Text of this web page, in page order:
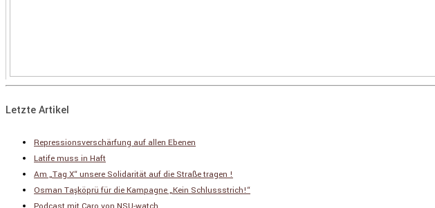
Letzte Artikel
Repressionsverschärfung auf allen Ebenen
Latife muss in Haft
Am „Tag X“ unsere Solidarität auf die Straße tragen !
Osman Taşköprü für die Kampagne „Kein Schlussstrich!“